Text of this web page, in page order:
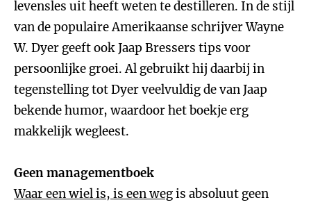
levensles uit heeft weten te destilleren. In de stijl
van de populaire Amerikaanse schrijver Wayne
W. Dyer geeft ook Jaap Bressers tips voor
persoonlijke groei. Al gebruikt hij daarbij in
tegenstelling tot Dyer veelvuldig de van Jaap
bekende humor, waardoor het boekje erg
makkelijk wegleest.
Geen managementboek
Waar een wiel is, is een wegis absoluut geen